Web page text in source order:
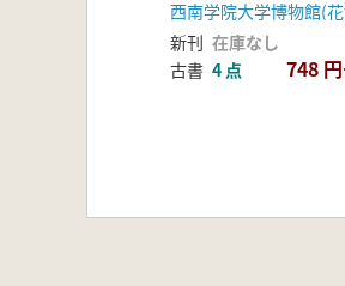
新刊 在庫なし
古書 4 点 748